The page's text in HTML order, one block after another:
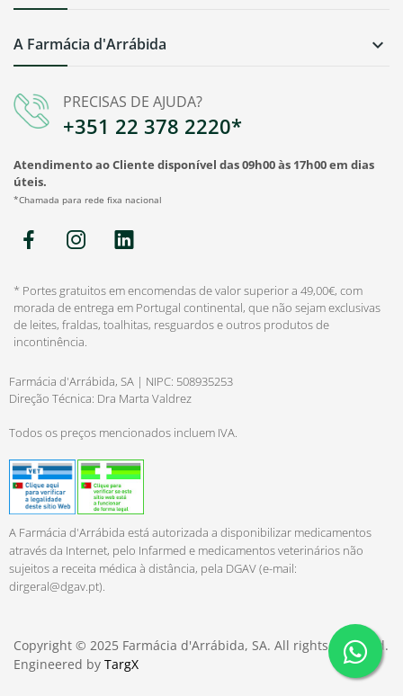
PRECISAS DE AJUDA?
+351 22 378 2220*
Atendimento ao Cliente disponível das 09h00 às 17h00 em dias
úteis.
*Chamada para rede fixa nacional
A Farmácia d'Arrábida 
* Portes gratuitos em encomendas de valor superior a 49,00€, com
morada de entrega em Portugal continental, que não sejam exclusivas
de leites, fraldas, toalhitas, resguardos e outros produtos de
incontinência.
Farmácia d'Arrábida, SA | NIPC: 508935253
Direção Técnica: Dra Marta Valdrez
Todos os preços mencionados incluem IVA.
A Farmácia d'Arrábida está autorizada a disponibilizar medicamentos
através da Internet, pelo Infarmed e medicamentos veterinários não
sujeitos a receita médica à distância, pela DGAV (e-mail:
dirgeral@dgav.pt).
Copyright © 2025 Farmácia d'Arrábida, SA. All rights reserved.
Engineered by TargX